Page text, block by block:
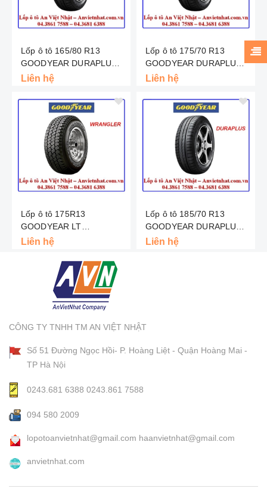
Lốp ô tô 165/80 R13
GOODYEAR DURAPLUS -
INDO
Liên hệ
Lốp ô tô 175/70 R13
GOODYEAR DURAPLUS -
INDO
Liên hệ
Lốp ô tô 175R13
GOODYEAR LT
WRANGLER DT - INDO
Liên hệ
Lốp ô tô 185/70 R13
GOODYEAR DURAPLUS -
MALAYSIA
Liên hệ
CÔNG TY TNHH TM AN VIỆT NHẬT
Số 51 Đường Ngọc Hồi- P. Hoàng Liệt - Quận Hoàng Mai -
TP Hà Nội
0243.681 6388 0243.861 7588
094 580 2009
lopotoanvietnhat@gmail.com haanvietnhat@gmail.com
anvietnhat.com